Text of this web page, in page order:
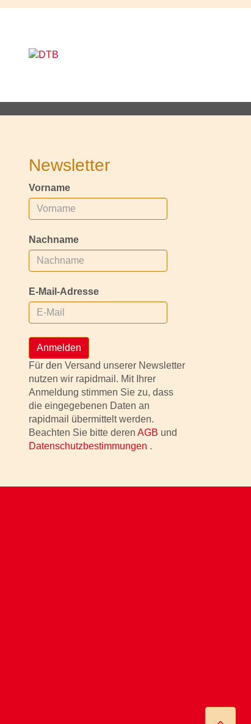
Newsletter
Vorname
Nachname
E-Mail-Adresse
Anmelden
Für den Versand unserer Newsletter
nutzen wir rapidmail. Mit Ihrer
Anmeldung stimmen Sie zu, dass
die eingegebenen Daten an
rapidmail übermittelt werden.
Beachten Sie bitte deren AGB und
Datenschutzbestimmungen .